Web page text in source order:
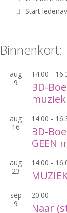
Start
Binnenkort:
aug
9
14:00 -
BD-
muziek
aug
16
14:00 -
BD-
GEEN
aug
23
14:00 -
sep
9
20:00
Naar